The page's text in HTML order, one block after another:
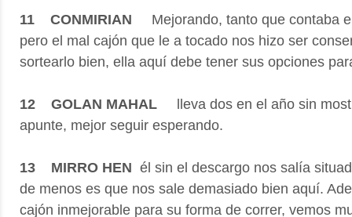
11 CONMIRIAN
Mejorando, tanto que contaba
pero el mal cajón que le a tocado nos hizo ser
sortearlo bien, ella aquí debe tener sus opciones
12 GOLAN MAHAL lleva dos en el año sin
apunte, mejor seguir esperando.
13 MIRRO HEN él sin el descargo nos salía
de menos es que nos sale demasiado bien aquí.
cajón inmejorable para su forma de correr, vemos